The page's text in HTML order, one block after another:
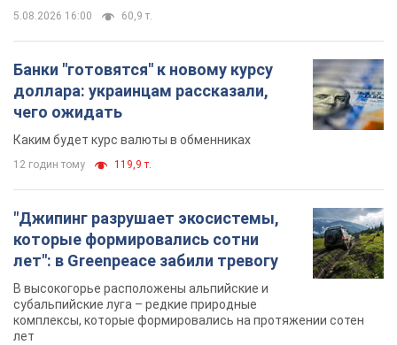
5.08.2026 16:00 60,9 т.
Банки "готовятся" к новому курсу
доллара: украинцам рассказали,
чего ожидать
Каким будет курс валюты в обменниках
12 годин тому 119,9 т.
"Джипинг разрушает экосистемы,
которые формировались сотни
лет": в Greenpeace забили тревогу
В высокогорье расположены альпийские и
субальпийские луга – редкие природные
комплексы, которые формировались на протяжении сотен
лет